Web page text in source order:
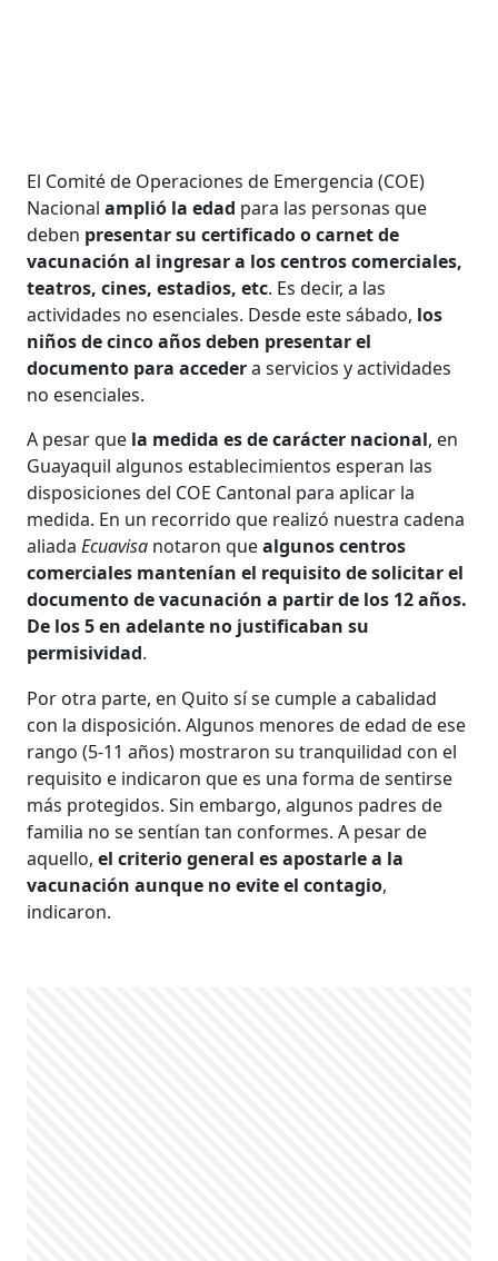
El Comité de Operaciones de Emergencia (COE)
Nacionalamplió la edad para las personas que
deben presentar su certificado o carnet de
vacunación al ingresar a los centros comerciales,
teatros, cines, estadios, etc. Es decir, a las
actividades no esenciales. Desde este sábado, los
niños de cinco años deben presentar el
documento para accedera servicios y actividades
no esenciales.
A pesar que la medida es de carácter nacional, en
Guayaquil algunos establecimientos esperan las
disposiciones del COE Cantonal para aplicar la
medida. En un recorrido que realizó nuestra cadena
aliadaEcuavisa notaron quealgunos centros
comerciales mantenían el requisito de solicitar el
documento de vacunación a partir de los 12 años.
De los 5 en adelante no justificaban su
permisividad.
Por otra parte, en Quito sí se cumple a cabalidad
con la disposición. Algunos menores de edad de ese
rango (5-11 años) mostraron su tranquilidad con el
requisito e indicaron que es una forma de sentirse
más protegidos. Sin embargo, algunos padres de
familia no se sentían tan conformes. A pesar de
aquello,el criterio general es apostarle a la
vacunación aunque no evite el contagio,
indicaron.